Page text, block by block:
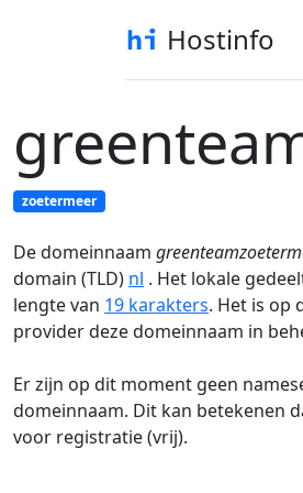
Hostinfo
zoetermeer
De domeinnaam
domain (TLD) nl . Het lokale
lengte van 19 karakters. Het is op
provider deze domeinnaam in
Er zijn op dit moment geen
domeinnaam. Dit kan betekenen
voor registratie (vrij).